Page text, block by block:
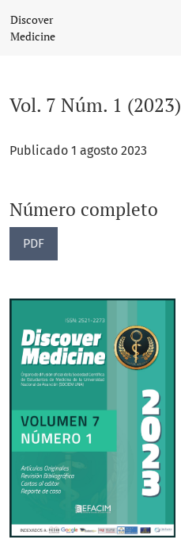
Discover
Medicine
Vol. 7 Núm. 1 (2023)
Publicado 1 agosto 2023
Número completo
PDF